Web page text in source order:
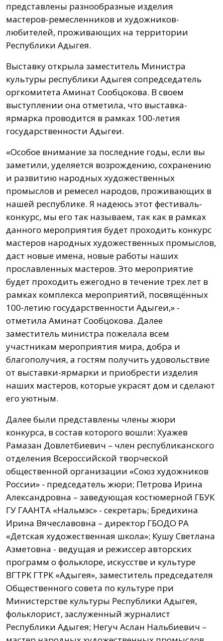
представлены разнообразные изделия
мастеров-ремесленников и художников-
любителей, проживающих на территории
Республики Адыгея.
Выставку открыла заместитель Министра
культуры республики Адыгея сопредседатель
оргкомитета Аминат Сообцокова. В своем
выступлении она отметила, что выставка-
ярмарка проводится в рамках 100-летия
государственности Адыгеи.
«Особое внимание за последние годы, если вы
заметили, уделяется возрождению, сохранению
и развитию народных художественных
промыслов и ремесел народов, проживающих в
нашей республике. Я надеюсь этот фестиваль-
конкурс, мы его так называем, так как в рамках
данного мероприятия будет проходить конкурс
мастеров народных художественных промыслов,
даст новые имена, новые работы наших
прославленных мастеров. Это мероприятие
будет проходить ежегодно в течение трех лет в
рамках комплекса мероприятий, посвящённых
100-летию государственности Адыгеи,» -
отметила Аминат Сообцокова. Далее
заместитель министра пожелала всем
участникам мероприятия мира, добра и
благополучия, а гостям получить удовольствие
от выставки-ярмарки и приобрести изделия
наших мастеров, которые украсят дом и сделают
его уютным.
Далее были представлены члены жюри
конкурса, в состав которого вошли: Хуажев
Рамазан Довлетбиевич – член республиканского
отделения Всероссийской творческой
общественной организации «Союз художников
России» - председатель жюри; Петрова Ирина
Александровна – заведующая костюмерной ГБУК
ГУ ГААНТА «Нальмэс» - секретарь; Бредихина
Ирина Вячеславовна – директор ГБОДО РА
«Детская художественная школа»; Кушу Светлана
Азметовна - ведущая и режиссер авторских
программ о фольклоре, искусстве и культуре
ВГТРК ГТРК «Адыгея», заместитель председателя
Общественного совета по культуре при
Министерстве культуры Республики Адыгея,
фольклорист, заслуженный журналист
Республики Адыгея; Негуч Аслан Нальбиевич –